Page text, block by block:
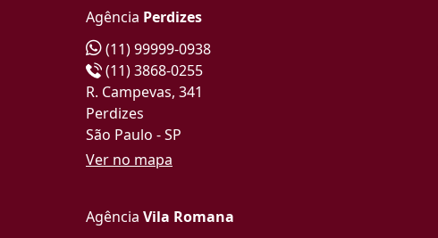
Agência Perdizes
(11) 99999-0938
(11) 3868-0255
R. Campevas, 341
Perdizes
São Paulo - SP
Ver no mapa
Agência Vila Romana